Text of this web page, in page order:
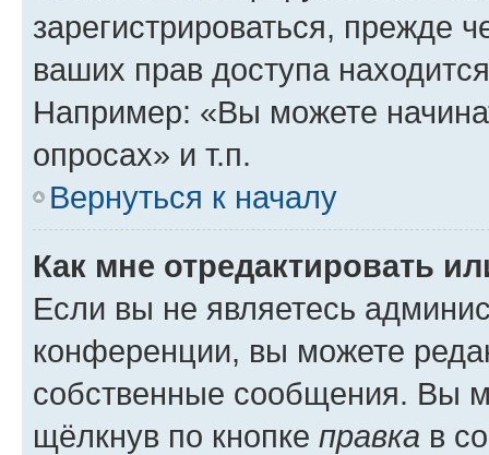
зарегистрироваться, прежде
ваших прав доступа
Например: «Вы можете
опросах» и т.п.
Вернуться к началу
Как мне отредактировать
Если вы не являетесь
конференции, вы можете
собственные сообщения. Вы
щёлкнув по кнопке правка в